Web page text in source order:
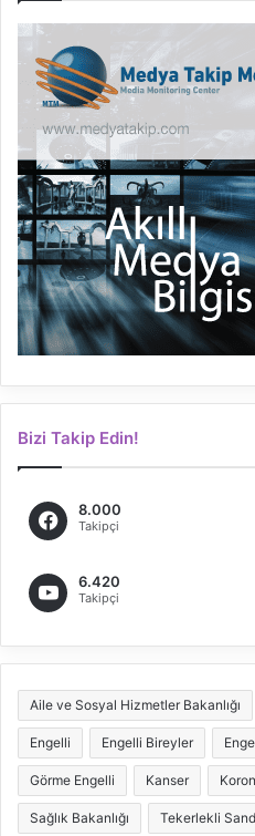
Bizi Takip Edin!
8.000
Takipçi
6.420
Takipçi
Aile ve Sosyal Hizmetler Bakanlığı
Engelli Engelli Bireyler
Görme Engelli Kanser
Sağlık Bakanlığı Tekerlekli